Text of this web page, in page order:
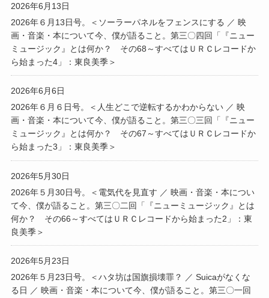
2026年6月13日
2026年６月13日号。＜ソーラーパネルをフェンスにする ／ 映
画・音楽・本について今、僕が語ること。第三〇四回「『ニュー
ミュージック』とは何か？ その68～すべてはＵＲＣレコードか
ら始まった4」：東良美季＞
2026年6月6日
2026年６月６日号。＜人生どこで逆転するかわからない ／ 映
画・音楽・本について今、僕が語ること。第三〇三回「『ニュー
ミュージック』とは何か？ その67～すべてはＵＲＣレコードか
ら始まった3」：東良美季＞
2026年5月30日
2026年５月30日号。＜電気代を見直す ／ 映画・音楽・本につい
て今、僕が語ること。第三〇二回「『ニューミュージック』とは
何か？ その66～すべてはＵＲＣレコードから始まった2」：東
良美季＞
2026年5月23日
2026年５月23日号。＜ハタ坊は国旗損壊罪？ ／ Suicaがなくな
る日 ／ 映画・音楽・本について今、僕が語ること。第三〇一回